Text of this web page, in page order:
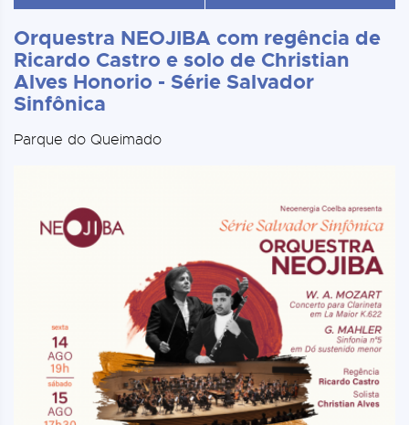
Orquestra NEOJIBA com regência de
Ricardo Castro e solo de Christian
Alves Honorio - Série Salvador
Sinfônica
Parque do Queimado